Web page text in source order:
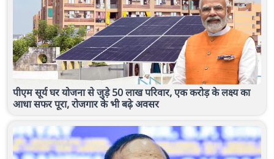
पीएम सूर्य घर योजना से जुड़े 50 लाख परिवार, एक करोड़ के लक्ष्य का
आधा सफर पूरा, रोजगार के भी बढ़े अवसर